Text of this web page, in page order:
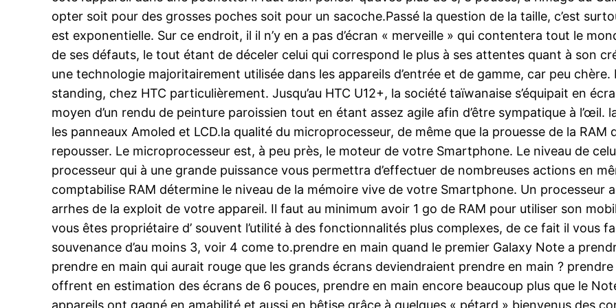
opter soit pour des grosses poches soit pour un sacoche.Passé la question de la taille, c’est
est exponentielle. Sur ce endroit, il il n’y en a pas d’écran « merveille » qui contentera tout le
de ses défauts, le tout étant de déceler celui qui correspond le plus à ses attentes quant à son
une technologie majoritairement utilisée dans les appareils d’entrée et de gamme, car peu
standing, chez HTC particulièrement. Jusqu’au HTC U12+, la société taïwanaise s’équipait en
moyen d’un rendu de peinture paroissien tout en étant assez agile afin d’être sympatique à
les panneaux Amoled et LCD.la qualité du microprocesseur, de même que la prouesse de la
repousser. Le microprocesseur est, à peu près, le moteur de votre Smartphone. Le niveau de
processeur qui à une grande puissance vous permettra d’effectuer de nombreuses actions en
comptabilise RAM détermine le niveau de la mémoire vive de votre Smartphone. Un processeur
arrhes de la exploit de votre appareil. Il faut au minimum avoir 1 go de RAM pour utiliser son
vous êtes propriétaire d’ souvent l’utilité à des fonctionnalités plus complexes, de ce fait il vous
souvenance d’au moins 3, voir 4 come to.prendre en main quand le premier Galaxy Note a
prendre en main qui aurait rouge que les grands écrans deviendraient prendre en main ?
offrent en estimation des écrans de 6 pouces, prendre en main encore beaucoup plus que le
appareils ont gagné en amabilité et aussi en bêtise grâce à quelques « pétard » bienvenus des